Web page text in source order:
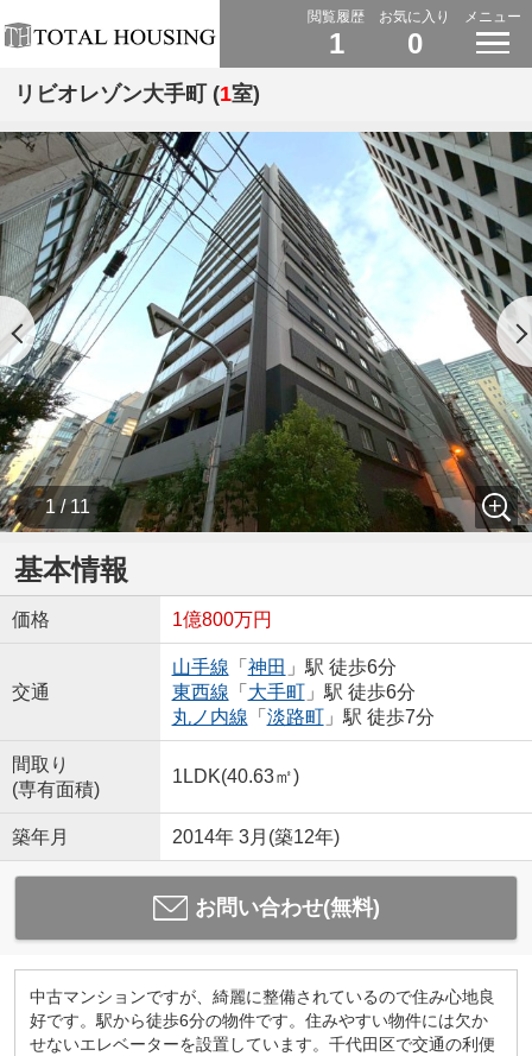
閲覧履歴
1
お気に入り
0
メニュー
リビオレゾン大手町 (1室)
1 / 11
基本情報
価格 1億800万円
交通
山手線 「 神田 」駅 徒歩6分
東西線 「 大手町」駅 徒歩6分
丸ノ内線 「 淡路町」駅 徒歩7分
間取り
(専有面積)
1LDK(40.63㎡)
築年月 2014年 3月(築12年)
お問い合わせ(無料)
中古マンションですが、綺麗に整備されているので住み心地良
好です。駅から徒歩6分の物件です。住みやすい物件には欠か
せないエレベーターを設置しています。千代田区で交通の利便